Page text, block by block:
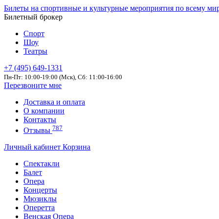
Билеты на спортивные и культурные мероприятия по всему
Билетный брокер
Спорт
Шоу
Театры
+7 (495) 649-1331
Пн-Пт: 10:00-19:00 (Мск), Сб: 11:00-16:00
Перезвоните мне
Доставка и оплата
О компании
Контакты
Отзывы 787
Личный кабинет Корзина
Спектакли
Балет
Опера
Концерты
Мюзиклы
Оперетта
Венская Опера